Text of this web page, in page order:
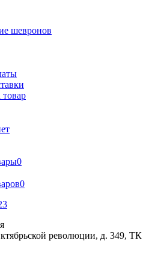
шевронов
товар
0
0
революции, д. 349, ТК